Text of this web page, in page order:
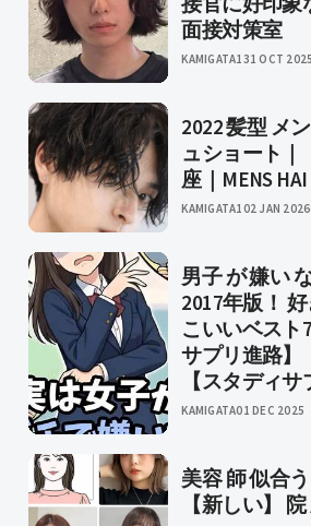
面接対策室
KAMIGATA131 OCT 2025
2022 髪型 メ
ュショート｜
座｜MENS HAI
KAMIGATA102 JAN 2026
男子 が 嫌い
2017年版！
こいいベスト
サプリ進路】
【スタディ
KAMIGATA01 DEC 2025
美容 師 似合
【新しい】